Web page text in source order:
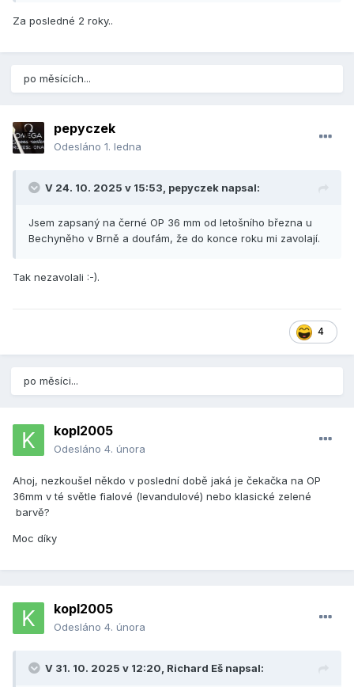
Za posledné 2 roky..
po měsících...
pepyczek
Odesláno 1. ledna
V 24. 10. 2025 v 15:53, pepyczek napsal:
Jsem zapsaný na černé OP 36 mm od letošního března u
Bechyněho v Brně a doufám, že do konce roku mi zavolají.
Tak nezavolali :-).
4
po měsíci...
kopl2005
Odesláno 4. února
Ahoj, nezkoušel někdo v poslední době jaká je čekačka na OP
36mm v té světle fialové (levandulové) nebo klasické zelené
barvě?
Moc díky
kopl2005
Odesláno 4. února
V 31. 10. 2025 v 12:20, Richard Eš napsal: